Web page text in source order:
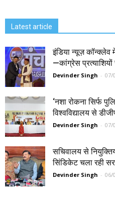
Latest article
इंडिया न्यूज़
—कांग्रेस प्रत्याशियों
Devinder Singh - 07/
‘नशा रोकना सिर्फ
विश्वविद्यालय से
Devinder Singh - 07/
सचिवालय से
सिंडिकेट चला रही
Devinder Singh - 06/